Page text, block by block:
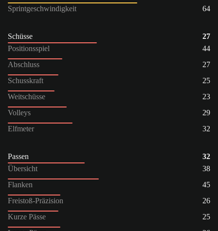
Sprintgeschwindigkeit
64
Schüsse
27
Positionsspiel
44
Abschluss
27
Schusskraft
25
Weitschüsse
23
Volleys
29
Elfmeter
32
Passen
32
Übersicht
38
Flanken
45
Freistoß-Präzision
26
Kurze Pässe
25